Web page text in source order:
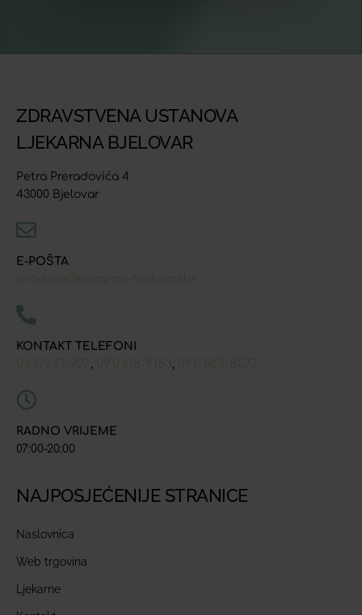
ZDRAVSTVENA USTANOVA
LJEKARNA BJELOVAR
Petra Preradovića 4
43000 Bjelovar
E-POŠTA
KONTAKT TELEFONI
RADNO VRIJEME
07:00-20:00
NAJPOSJEĆENIJE STRANICE
Naslovnica
Web trgovina
Ljekarne